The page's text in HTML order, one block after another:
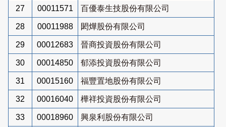
27 00011571 百優泰生技股份有限公司
28 00011988 閎燁股份有限公司
29 00012683 晉商投資股份有限公司
30 00014850 郁添投資股份有限公司
31 00015160 福豐置地股份有限公司
32 00016040 樺祥投資股份有限公司
33 00018960 興泉利股份有限公司